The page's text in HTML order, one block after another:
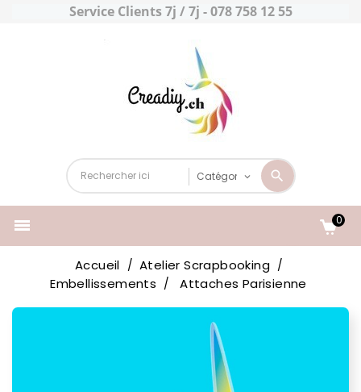
Service Clients 7j / 7j - 078 758 12 55
 0
Accueil
Atelier Scrapbooking
Embellissements
Attaches Parisienne